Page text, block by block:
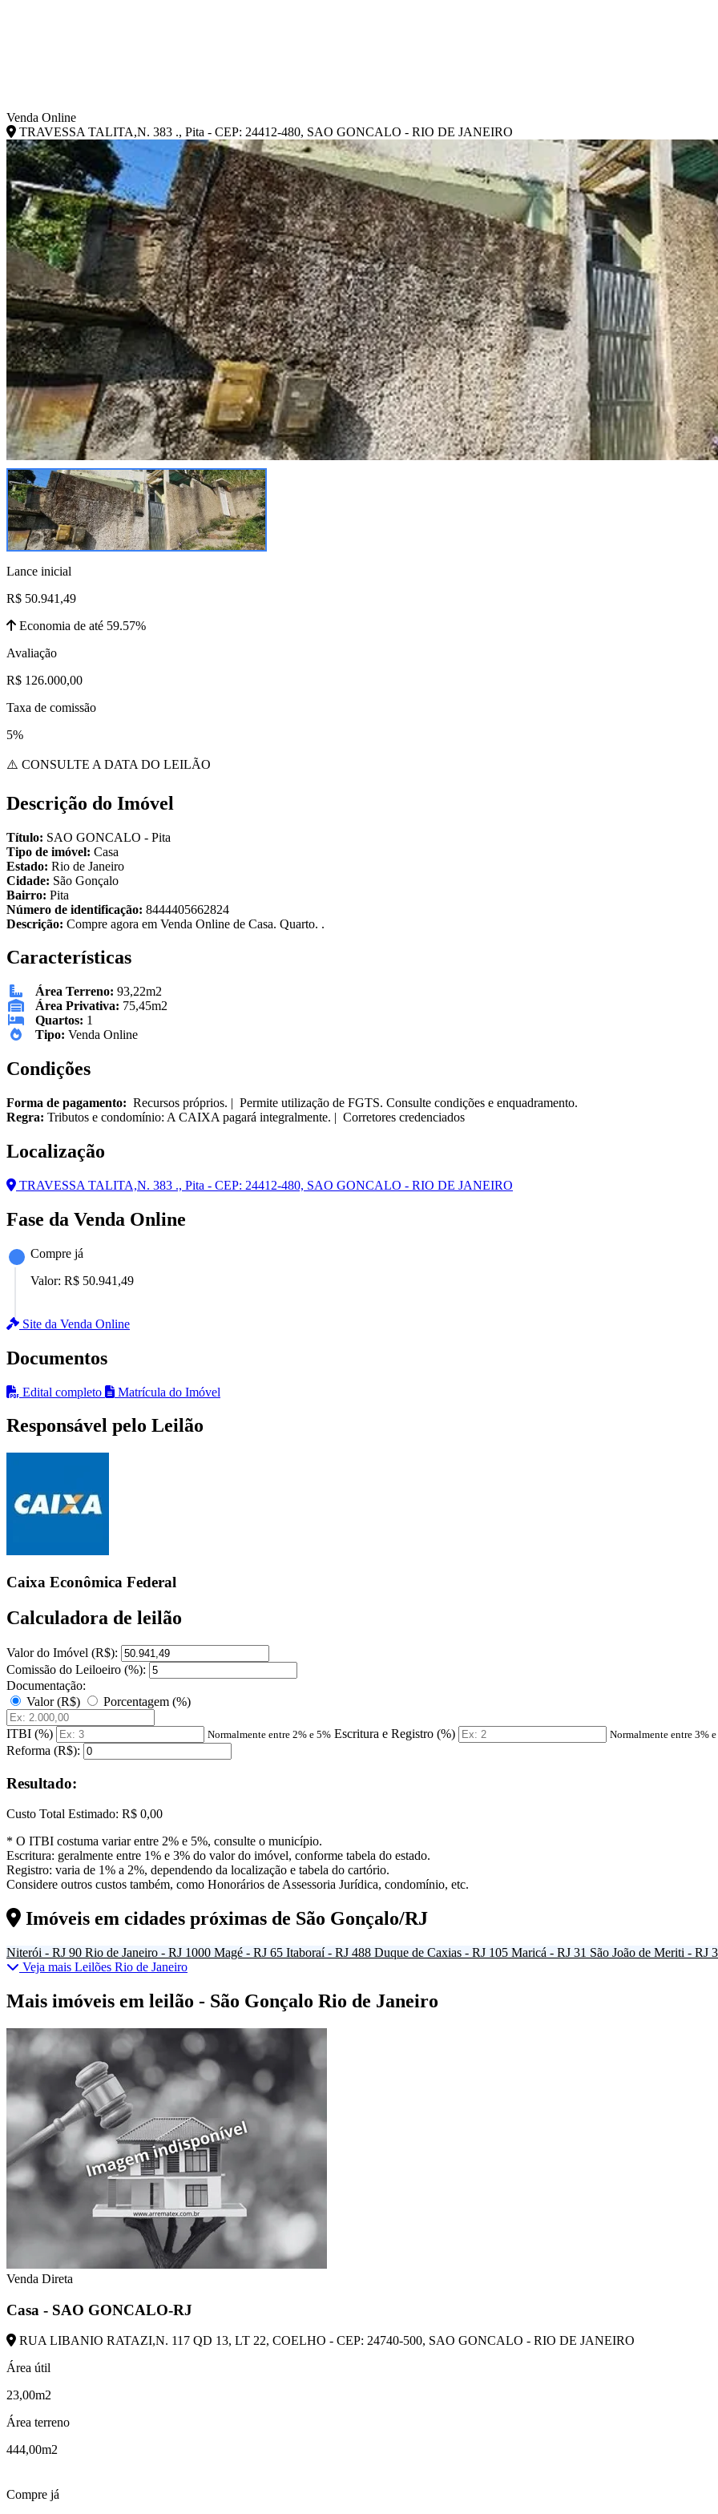
Venda Online
TRAVESSA TALITA,N. 383 ., Pita - CEP: 24412-480, SAO GONCALO - RIO DE JANEIRO
Lance inicial
R$ 50.941,49
Economia de até 59.57%
Avaliação
R$ 126.000,00
Taxa de comissão
5%
⚠️ CONSULTE A DATA DO LEILÃO
Descrição do Imóvel
Título: SAO GONCALO - Pita
Tipo de imóvel: Casa
Estado: Rio de Janeiro
Cidade: São Gonçalo
Bairro: Pita
Número de identificação: 8444405662824
Descrição: Compre agora em Venda Online de Casa. Quarto. .
Características
Área Terreno: 93,22m2
Área Privativa: 75,45m2
Quartos: 1
Tipo: Venda Online
Condições
Forma de pagamento: Recursos próprios. | Permite utilização de FGTS. Consulte condições e enquadramento.
Regra: Tributos e condomínio: A CAIXA pagará integralmente. | Corretores credenciados
Localização
TRAVESSA TALITA,N. 383 ., Pita - CEP: 24412-480, SAO GONCALO - RIO DE JANEIRO
Fase da Venda Online
Compre já
Valor: R$ 50.941,49
Site da Venda Online
Documentos
Edital completo Matrícula do Imóvel
Responsável pelo Leilão
Caixa Econômica Federal
Calculadora de leilão
Valor do Imóvel (R$):
Comissão do Leiloeiro (%):
Documentação:
Valor (R$)
Porcentagem (%)
ITBI (%) Normalmente entre 2% e 5% Escritura e Registro (%) Normalmente entre 3%
Reforma (R$):
Resultado:
Custo Total Estimado: R$ 0,00
* O ITBI costuma variar entre 2% e 5%, consulte o município.
Escritura: geralmente entre 1% e 3% do valor do imóvel, conforme tabela do estado.
Registro: varia de 1% a 2%, dependendo da localização e tabela do cartório.
Considere outros custos também, como Honorários de Assessoria Jurídica, condomínio, etc.
Imóveis em cidades próximas de São Gonçalo/RJ
Niterói - RJ 90 Rio de Janeiro - RJ 1000 Magé - RJ 65 Itaboraí - RJ 488 Duque de Caxias - RJ 105 Maricá - RJ 31 São João de Meriti - RJ
Veja mais Leilões Rio de Janeiro
Mais imóveis em leilão - São Gonçalo Rio de Janeiro
Venda Direta
Casa - SAO GONCALO-RJ
RUA LIBANIO RATAZI,N. 117 QD 13, LT 22, COELHO - CEP: 24740-500, SAO GONCALO - RIO DE JANEIRO
Área útil
23,00m2
Área terreno
444,00m2
Compre já